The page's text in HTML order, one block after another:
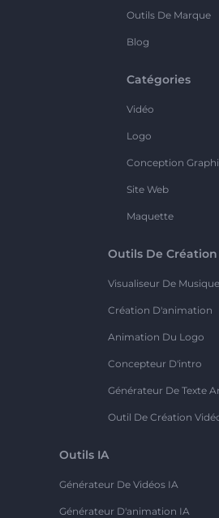
Outils De Marque
Blog
Catégories
Vidéo
Logo
Conception
Site Web
Maquette
Outils De
Visualiseur De
Création D'animation
Animation Du Logo
Concepteur D'intro
Générateur De Texte
Outil De Création
Outils IA
Générateur De Vidéos IA
Générateur D'animation IA